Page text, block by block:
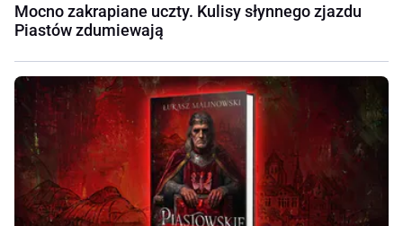
Mocno zakrapiane uczty. Kulisy słynnego zjazdu
Piastów zdumiewają